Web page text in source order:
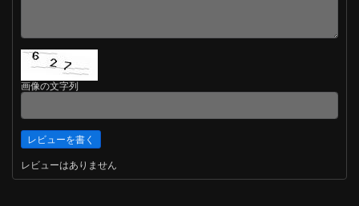
画像の文字列
レビューはありません